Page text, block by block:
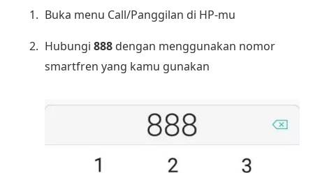
Buka menu Call/Panggilan di HP-mu
Hubungi 888dengan menggunakan nomor
smartfren yang kamu gunakan